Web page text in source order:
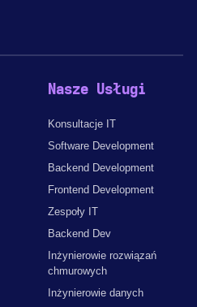
Nasze Usługi
Konsultacje IT
Software Development
Backend Development
Frontend Development
Zespoły IT
Backend Dev
Inżynierowie rozwiązań
chmurowych
Inżynierowie danych